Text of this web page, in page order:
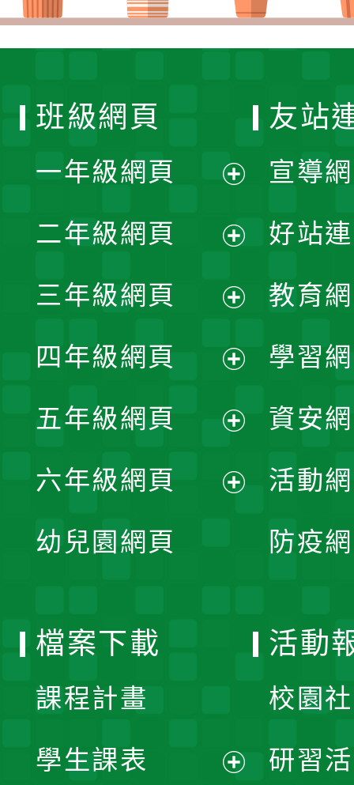
班級網頁
一年級網頁
開
選
單
二年級網頁
開
選
單
三年級網頁
開
選
單
四年級網頁
開
選
五年級網頁
開
六年級網頁
幼兒園網頁
友站
宣導
好站
教育
學習
資安
活動
防疫
檔案下載
課程計畫
學生課表
活動
校園
研習